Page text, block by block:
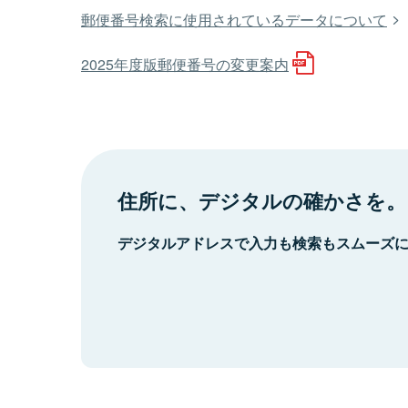
郵便番号検索に使用されているデータについて
2025年度版郵便番号の変更案内
住所に、デジタルの確かさを。
デジタルアドレスで入力も検索もスムーズ